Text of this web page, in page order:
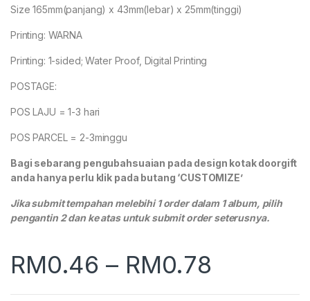
Size 165mm(panjang) x 43mm(lebar) x 25mm(tinggi)
Printing: WARNA
Printing: 1-sided; Water Proof, Digital Printing
POSTAGE:
POS LAJU = 1-3 hari
POS PARCEL = 2-3minggu
Bagi sebarang pengubahsuaian pada design kotak doorgift
anda hanya perlu klik pada butang ‘CUSTOMIZE’
Jika submit tempahan melebihi 1 order dalam 1 album, pilih
pengantin 2 dan ke atas untuk submit order seterusnya.
RM0.46 – RM0.78